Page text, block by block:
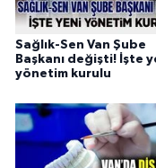
Sağlık-Sen Van Şube
Başkanı değişti! İşte
yönetim kurulu